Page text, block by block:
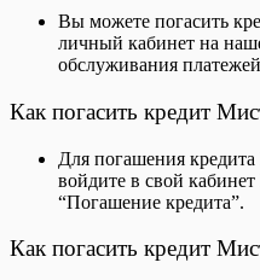
Вы можете погасить
личный кабинет на
обслуживания
Как погасить кредит
Для погашения
войдите в свой
“Погашение кредита”.
Как погасить кредит